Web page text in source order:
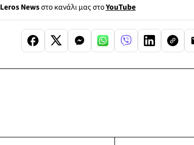
Leros Newsστο κανάλι μας στοYouTube